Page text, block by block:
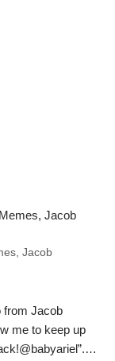
Jacob
from Jacob
me to keep up